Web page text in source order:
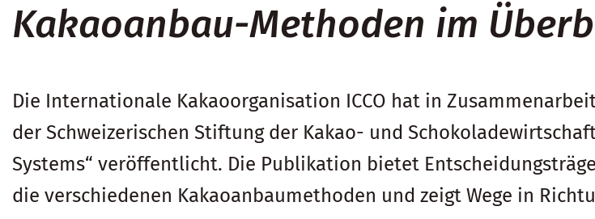
Kakaoanbau-Methoden im
Die Internationale Kakaoorganisation ICCO hat in
der Schweizerischen Stiftung der Kakao- und
Systems“ veröffentlicht. Die Publikation bietet
die verschiedenen Kakaoanbaumethoden und zeigt Wege in